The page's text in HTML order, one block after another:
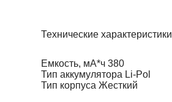
Технические характеристики
Емкость, мА*ч 380
Тип аккумулятора Li-Pol
Тип корпуса Жесткий